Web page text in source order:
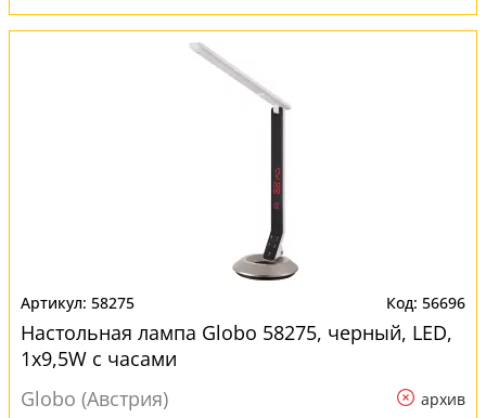
58275 56696
Настольная лампа Globo 58275, черный, LED,
1x9,5W с часами
Globo (Австрия)
архив